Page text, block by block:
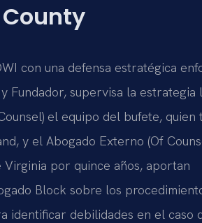
con una defensa estratégica
Fundador, supervisa la estrategia
el equipo del bufete, quien
y el Abogado Externo (Of
por quince años, aportan
Block sobre los
identificar debilidades en el caso